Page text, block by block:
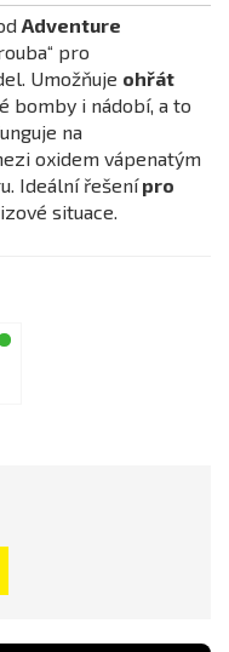
Adventure
pro
Umožňuje ohřát
bomby i nádobí, a to
na
oxidem vápenatým
Ideální řešenípro
situace.